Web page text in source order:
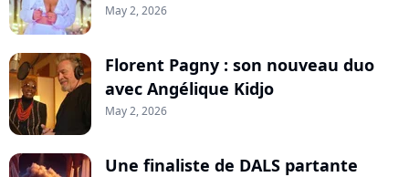
May 2, 2026
Florent Pagny : son nouveau duo
avec Angélique Kidjo
May 2, 2026
Une finaliste de DALS partante